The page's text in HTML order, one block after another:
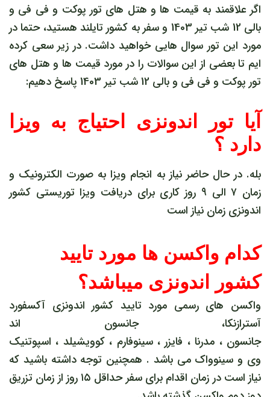
اگر علاقمند به قیمت ها و هتل های تور پوکت و فی فی و
بالی 12 شب تیر 1403 و سفر به کشور تایلند هستید، حتما در
مورد این تور سوال هایی خواهید داشت. در زیر سعی کرده
ایم تا بعضی از این سوالات را در مورد قیمت ها و هتل های
تور پوکت و فی فی و بالی 12 شب تیر 1403 پاسخ دهیم:
آیا تور اندونزی احتیاج به ویزا
دارد ؟
بله. در حال حاضر نیاز به انجام ویزا به صورت الکترونیک و
زمان ۷ الی ۹ روز کاری برای دریافت ویزا توریستی کشور
اندونزی زمان نیاز است
کدام واکسن ها مورد تایید
کشور اندونزی میباشد؟
واکسن های رسمی مورد تایید کشور اندونزی آکسفورد
آسترازنکا، جانسون اند
جانسون ، مدرنا ، فایزر ، سینوفارم ، کوویشیلد ، اسپوتنیک
وی و سینوواک می باشد . همچنین توجه داشته باشید که
نیاز است در زمان اقدام برای سفر حداقل ۱۵ روز از زمان تزریق